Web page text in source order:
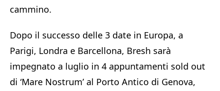
cammino.
Dopo il successo delle 3 date in Europa, a
Parigi, Londra e Barcellona, Bresh sarà
impegnato a luglio in 4 appuntamenti sold out
di ‘Mare Nostrum’ al Porto Antico di Genova,